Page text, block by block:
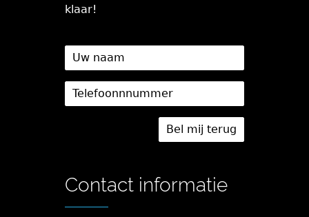
klaar!
Contact informatie